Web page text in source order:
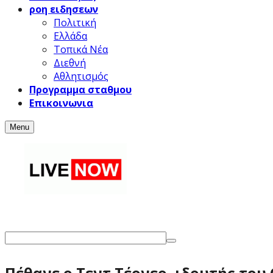
ροη ειδησεων
Πολιτική
Ελλάδα
Τοπικά Νέα
Διεθνή
Αθλητισμός
Προγραμμα σταθμου
Επικοινωνια
Menu